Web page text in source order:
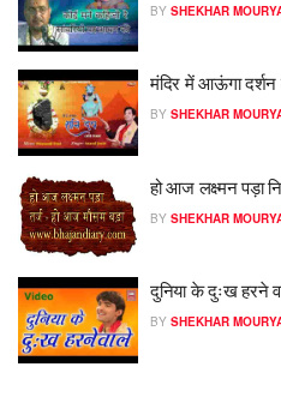
BY SHEKHAR
मंदिर में आऊंगा
BY SHEKHAR
हो आज लक्ष्मन पड़ा
BY SHEKHAR
दुनिया के दुःख हरने
BY SHEKHAR